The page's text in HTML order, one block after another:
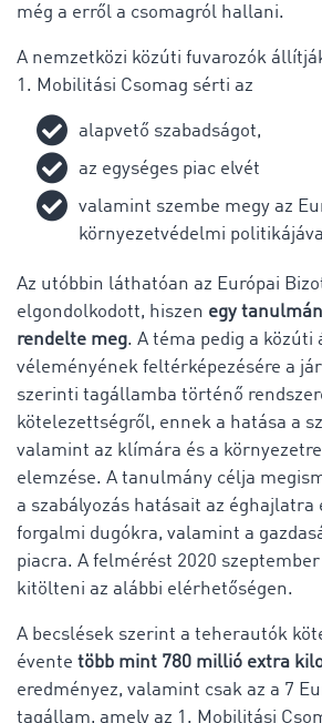
még a erről a csomagról hallani.
A nemzetközi közúti fuvarozók
1. Mobilitási Csomag sérti az
alapvető szabadságot,
az egységes piac elvét
valamint szembe megy az
környezetvédelmi
Az utóbbin láthatóan az Európai
elgondolkodott, hiszen egy
rendelte meg. A téma pedig a
véleményének feltérképezésére a
szerinti tagállamba történő
kötelezettségről, ennek a hatása a
valamint az klímára és a
elemzése. A tanulmány célja
a szabályozás hatásait az éghajlatra
forgalmi dugókra, valamint a
piacra. A felmérést 2020
kitölteni az alábbi elérhetőségen.
A becslések szerint a teherautók
évente több mint 780 millió extra
eredményez, valamint csak az a 7
tagállam, amely az 1. Mobilitási